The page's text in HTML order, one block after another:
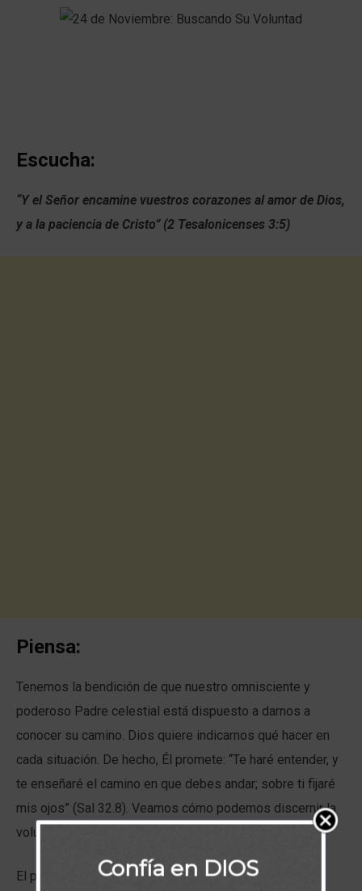
Escucha:
“Y el Señor encamine vuestros corazones al amor de Dios,
y a la paciencia de Cristo” (2 Tesalonicenses 3:5)
Piensa:
Tenemos la bendición de que nuestro omnisciente y
poderoso Padre celestial está dispuesto a darnos a
conocer su camino. Dios quiere indicarnos qué hacer en
cada situación. De hecho, Él promete: “Te haré entender, y
te enseñaré el camino en que debes andar; sobre ti fijaré
mis ojos” (Sal 32.8). Veamos cómo podemos discernir la
voluntad de Dios en cada encrucijada de la vida.
El primer paso es asegurarse de que nos hemos
Confía en DIOS